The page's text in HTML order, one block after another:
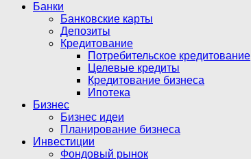
Банки
Банковские карты
Депозиты
Кредитование
Потребительское кредитование
Целевые кредиты
Кредитование бизнеса
Ипотека
Бизнес
Бизнес идеи
Планирование бизнеса
Инвестиции
Фондовый рынок